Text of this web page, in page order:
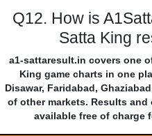
Q12. How is
Satta King
a1-sattaresult.in covers one
King game charts in one
Disawar, Faridabad,
of other markets. Results
available free of charge